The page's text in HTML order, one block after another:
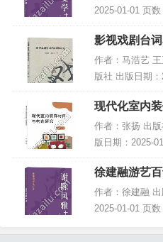
2025-01-01 页
书大小：
《徐建...
影视戏剧台
载,网盘资源
作者：马浩艺
版社 出版日期
7547065402 电
格式] 内...
现代化室内
电子书网盘下
作者：张扬 出
版日期：2025-
5016 电子书大
容简介...
徐建融游艺
F电子书网盘
作者：徐建融
2025-01-01 页